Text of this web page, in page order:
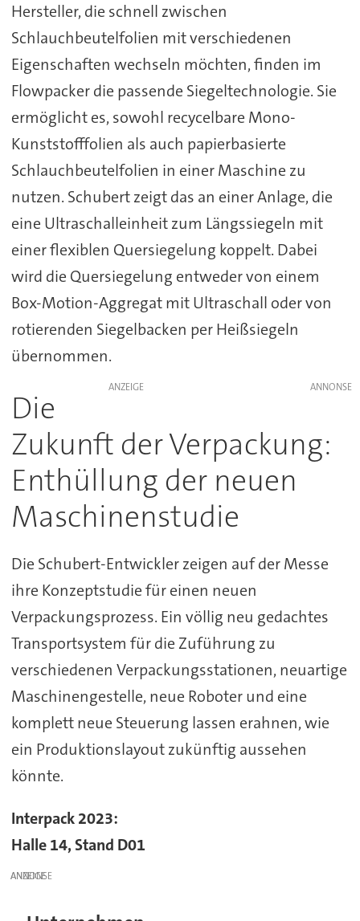
Hersteller, die schnell zwischen
Schlauchbeutelfolien mit verschiedenen
Eigenschaften wechseln möchten, finden im
Flowpacker die passende Siegeltechnologie. Sie
ermöglicht es, sowohl recycelbare Mono-
Kunststofffolien als auch papierbasierte
Schlauchbeutelfolien in einer Maschine zu
nutzen. Schubert zeigt das an einer Anlage, die
eine Ultraschalleinheit zum Längssiegeln mit
einer flexiblen Quersiegelung koppelt. Dabei
wird die Quersiegelung entweder von einem
Box-Motion-Aggregat mit Ultraschall oder von
rotierenden Siegelbacken per Heißsiegeln
übernommen.
ANZEIGE
Die
Zukunft der Verpackung:
Enthüllung der neuen
Maschinenstudie
Die Schubert-Entwickler zeigen auf der Messe
ihre Konzeptstudie für einen neuen
Verpackungsprozess. Ein völlig neu gedachtes
Transportsystem für die Zuführung zu
verschiedenen Verpackungsstationen, neuartige
Maschinengestelle, neue Roboter und eine
komplett neue Steuerung lassen erahnen, wie
ein Produktionslayout zukünftig aussehen
könnte.
Interpack 2023:
Halle 14, Stand D01
ANZEIGE